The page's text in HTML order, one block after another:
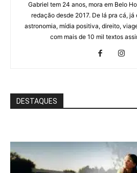
Gabriel tem 24 anos, mora em Belo
redação desde 2017. De lá pra cá,
astronomia, mídia positiva, direito,
com mais de 10 mil textos
DESTAQUES